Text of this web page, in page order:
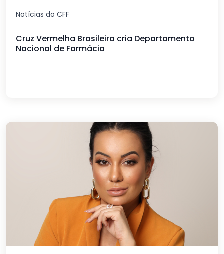
Notícias do CFF
Cruz Vermelha Brasileira cria Departamento
Nacional de Farmácia